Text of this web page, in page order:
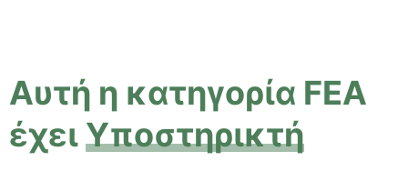
Αυτή η κατηγορία FEA
έχειΥποστηρικτή